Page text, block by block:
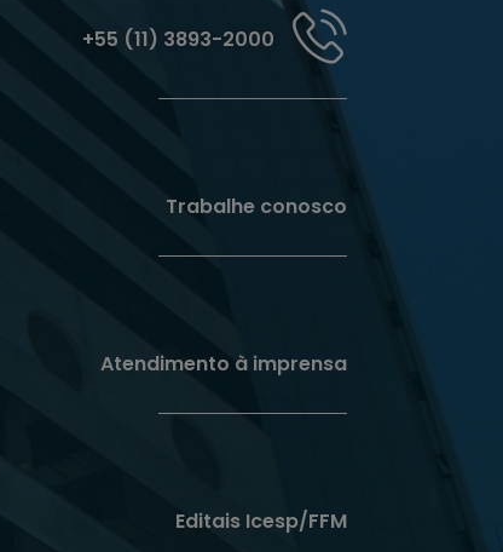
+55 (11) 3893-2000
Trabalhe conosco
Atendimento à imprensa
Editais Icesp/FFM